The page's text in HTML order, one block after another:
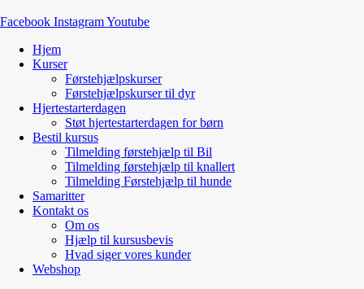
Facebook InstagramYoutube
Hjem
Kurser
Førstehjælpskurser
Førstehjælpskurser til dyr
Hjertestarterdagen
Støt hjertestarterdagen for børn
Bestil kursus
Tilmelding førstehjælp til Bil
Tilmelding førstehjælp til knallert
Tilmelding Førstehjælp til hunde
Samaritter
Kontakt os
Om os
Hjælp til kursusbevis
Hvad siger vores kunder
Webshop